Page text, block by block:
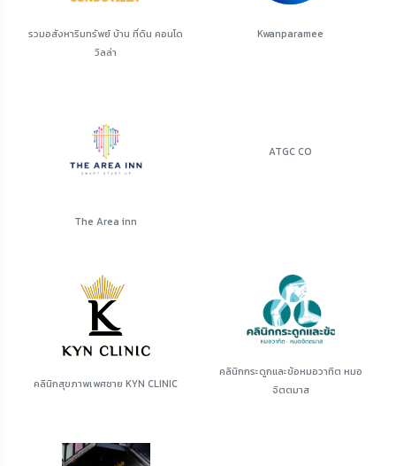
รวมอสังหาริมทรัพย์ บ้าน ที่ดิน คอนโด
วิลล่า
Kwanparamee
The Area inn
ATGC CO
คลินิกสุขภาพเพศชาย KYN CLINIC
คลินิกกระดูกและข้อหมอวาทิต หมอ
จิตตมาส